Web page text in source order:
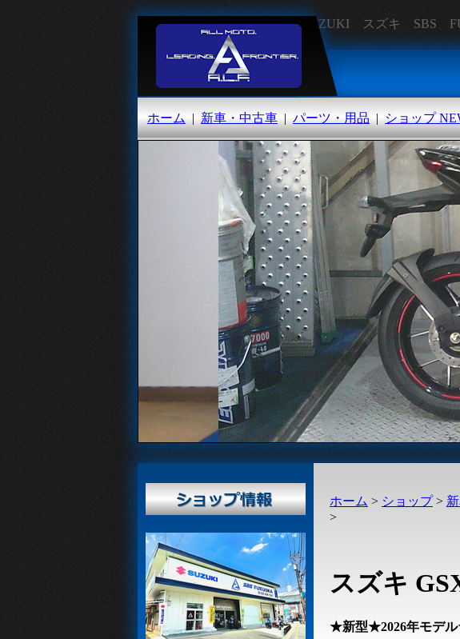
オートランド福岡
SUZUKI スズキ SBS
ホーム | 新車・中古車 | パーツ・用品 | ショップ
ホーム > ショップ>
>
スズキ
★新型★2026年モデ